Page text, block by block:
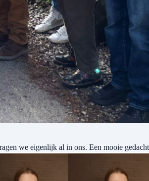
we eigenlijk al in ons. Een mooie